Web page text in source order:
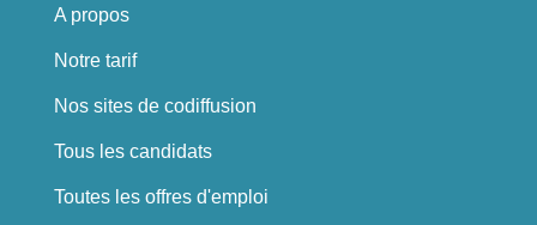
A propos
Notre tarif
Nos sites de codiffusion
Tous les candidats
Toutes les offres d'emploi